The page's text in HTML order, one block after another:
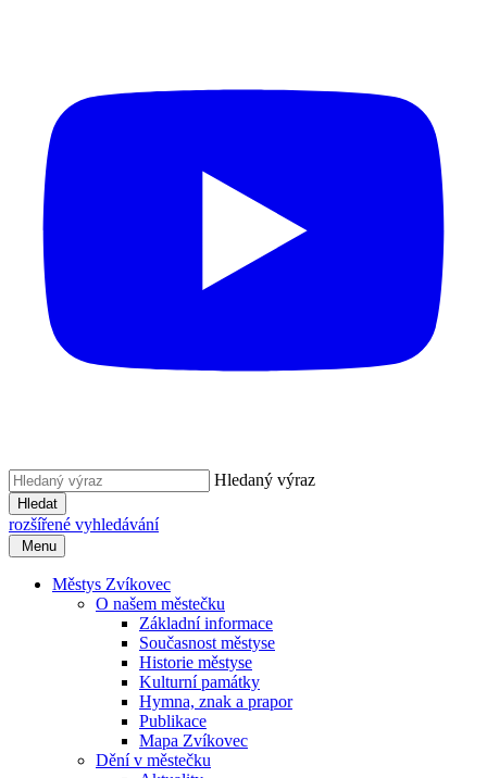
Hledaný výraz
Hledat
rozšířené vyhledávání
Menu
Městys Zvíkovec
O našem městečku
Základní informace
Současnost městyse
Historie městyse
Kulturní památky
Hymna, znak a prapor
Publikace
Mapa Zvíkovec
Dění v městečku